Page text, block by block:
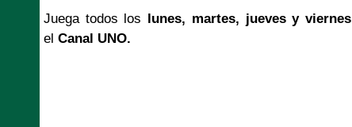
Juega todos los lunes, martes, jueves y viernes
el Canal UNO.